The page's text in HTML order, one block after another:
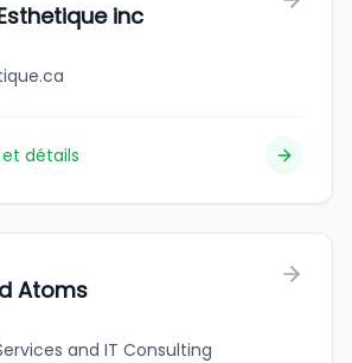
inc
détails
Atoms
and IT Consulting